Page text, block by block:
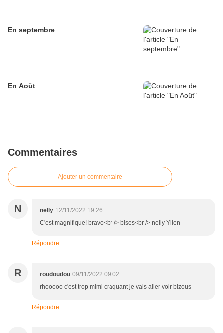
En septembre
En Août
Commentaires
Ajouter un commentaire
N nelly 12/11/2022 19:26
C'est magnifique! bravo<br /> bises<br /> nelly Yllen
Répondre
R roudoudou 09/11/2022 09:02
rhooooo c'est trop mimi craquant je vais aller voir bizous
Répondre